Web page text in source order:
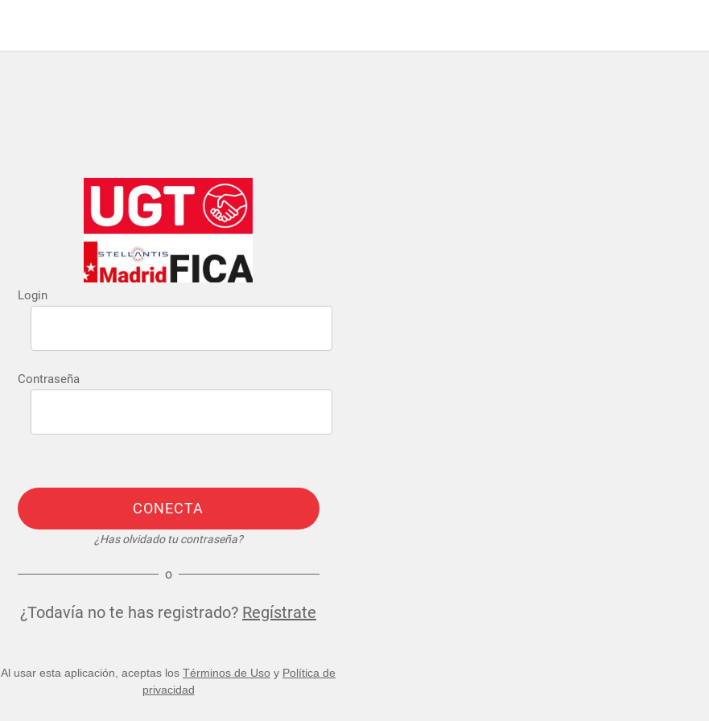
Login
Contraseña
CONECTA
¿Has olvidado tu contraseña?
o
¿Todavía no te has registrado? Regístrate
Al usar esta aplicación, aceptas los Términos de Uso y Política de
privacidad